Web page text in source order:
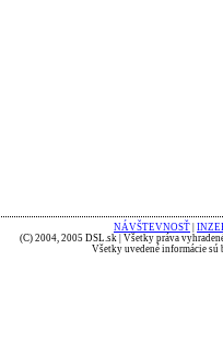
NÁVŠTEVNOSŤ
(C) 2004, 2005 DSL.sk | Všetky práva
Všetky uvedené informácie sú